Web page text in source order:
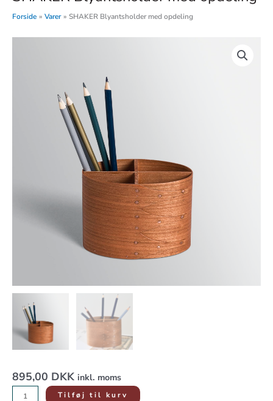
Forside Varer SHAKER Blyantsholder med opdeling
895,00 DKK inkl. moms
Tilføj til kurv